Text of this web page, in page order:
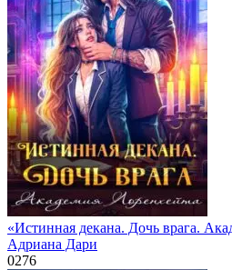
«Истинная декана. Дочь врага.
Адриана Дари
0276